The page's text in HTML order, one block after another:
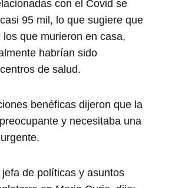
con el Covid se
95 mil, lo que sugiere que
que murieron en casa,
habrían sido
de salud.
benéficas dijeron que la
y necesitaba una
de políticas y asuntos